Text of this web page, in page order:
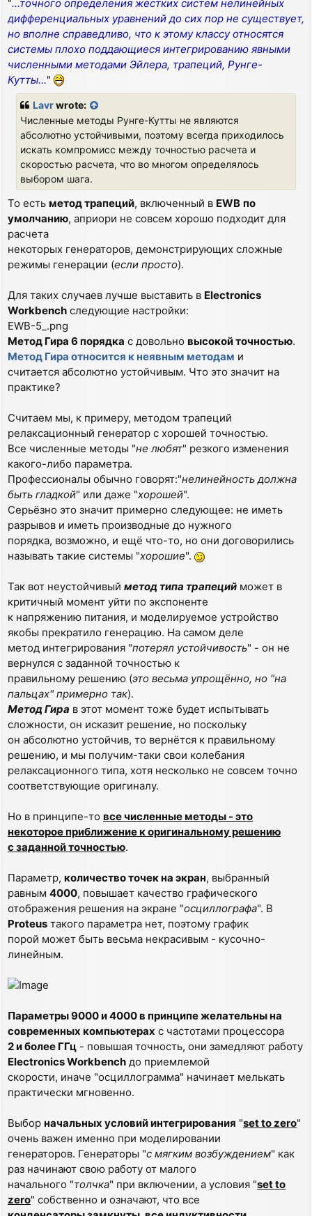
"...точного определения жестких систем нелинейных
дифференциальных уравнений до сих пор не существует,
но вполне справедливо, что к этому классу относятся
системы плохо поддающиеся интегрированию явными
численными методами Эйлера, трапеций, Рунге-
Кутты..."
Lavrwrote:
Численные методы Рунге-Кутты не являются
абсолютно устойчивыми, поэтому всегда приходилось
искать компромисс между точностью расчета и
скоростью расчета, что во многом определялось
выбором шага.
То есть метод трапеций, включенный в EWB по
умолчанию, априори не совсем хорошо подходит для
расчета
некоторых генераторов, демонстрирующих сложные
режимы генерации (если просто).
Для таких случаев лучше выставить в Electronics
Workbench следующие настройки:
EWB-5_.png
Метод Гира 6 порядка с довольно высокой точностью.
Метод Гира относится к неявным методам и
считается абсолютно устойчивым. Что это значит на
практике?
Считаем мы, к примеру, методом трапеций
релаксационный генератор с хорошей точностью.
Все численные методы "не любят" резкого изменения
какого-либо параметра.
Профессионалы обычно говорят:"нелинейность должна
быть гладкой" или даже "хорошей".
Серьёзно это значит примерно следующее: не иметь
разрывов и иметь производные до нужного
порядка, возможно, и ещё что-то, но они договорились
называть такие системы "хорошие".
Так вот неустойчивый метод типа трапеций может в
критичный момент уйти по экспоненте
к напряжению питания, и моделируемое устройство
якобы прекратило генерацию. На самом деле
метод интегрирования "потерял устойчивость" - он не
вернулся с заданной точностью к
правильному решению (это весьма упрощённо, но "на
пальцах" примерно так).
Метод Гира в этот момент тоже будет испытывать
сложности, он исказит решение, но поскольку
он абсолютно устойчив, то вернётся к правильному
решению, и мы получим-таки свои колебания
релаксационного типа, хотя несколько не совсем точно
соответствующие оригиналу.
Но в принципе-то все численные методы - это
некоторое приближение к оригинальному решению
с заданной точностью.
Параметр, количество точек на экран, выбранный
равным 4000, повышает качество графического
отображения решения на экране "осциллографа". В
Proteus такого параметра нет, поэтому график
порой может быть весьма некрасивым - кусочно-
линейным.
Параметры 9000 и 4000 в принципе желательны на
современных компьютерах с частотами процессора
2 и более ГГц - повышая точность, они замедляют работу
Electronics Workbench до приемлемой
скорости, иначе "осциллограмма" начинает мелькать
практически мгновенно.
Выбор начальных условий интегрирования "set to zero"
очень важен именно при моделировании
генераторов. Генераторы "с мягким возбуждением" как
раз начинают свою работу от малого
начального "толчка" при включении, а условия "set to
zero" собственно и означают, что все